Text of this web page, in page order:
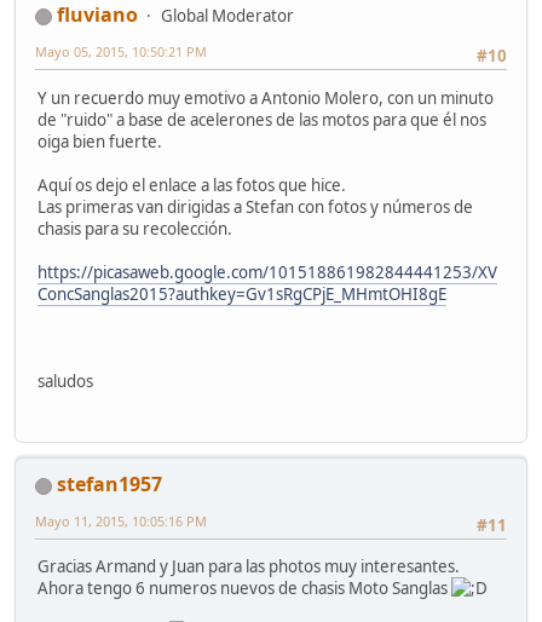
fluviano
Global Moderator
#10
Mayo 05, 2015, 10:50:21 PM
Y un recuerdo muy emotivo a Antonio Molero, con un minuto
de "ruido" a base de acelerones de las motos para que él nos
oiga bien fuerte.
Aquí os dejo el enlace a las fotos que hice.
Las primeras van dirigidas a Stefan con fotos y números de
chasis para su recolección.
https://picasaweb.google.com/101518861982844441253/XV
ConcSanglas2015?authkey=Gv1sRgCPjE_MHmtOHI8gE
saludos
stefan1957
#11
Mayo 11, 2015, 10:05:16 PM
Gracias Armand y Juan para las photos muy interesantes.
Ahora tengo 6 numeros nuevos de chasis Moto Sanglas